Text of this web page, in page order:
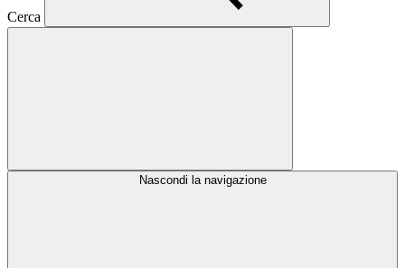
Cerca
Nascondi la navigazione